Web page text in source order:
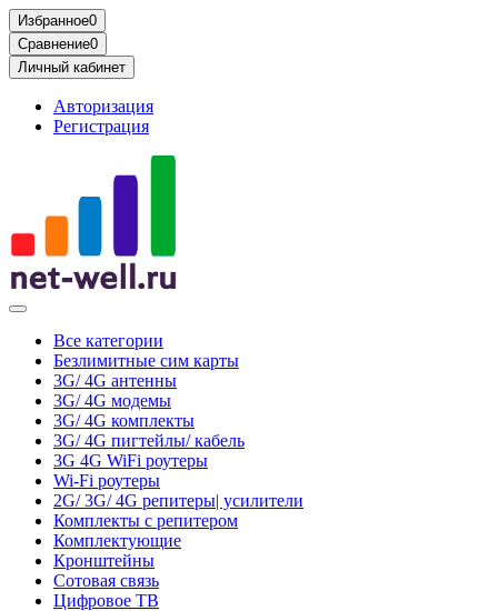
Избранное0
Сравнение0
Личный кабинет
Авторизация
Регистрация
Все категории
Безлимитные сим карты
3G/ 4G антенны
3G/ 4G модемы
3G/ 4G комплекты
3G/ 4G пигтейлы/ кабель
3G 4G WiFi роутеры
Wi-Fi роутеры
2G/ 3G/ 4G репитеры| усилители
Комплекты с репитером
Комплектующие
Кронштейны
Сотовая связь
Цифровое ТВ